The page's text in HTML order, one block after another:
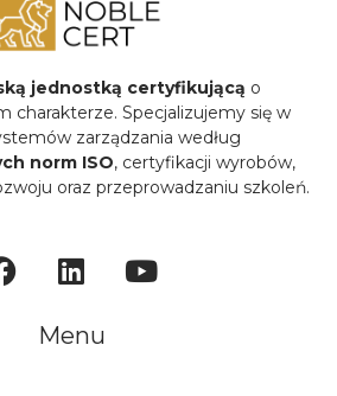
jednostką certyfikującą o
charakterze. Specjalizujemy się w
zarządzania według
norm ISO, certyfikacji wyrobów,
oraz przeprowadzaniu szkoleń.
Menu